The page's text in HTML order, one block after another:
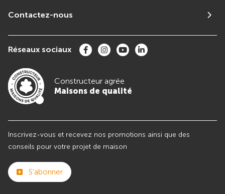
Contactez-nous
Réseaux sociaux
Constructeur agrée
Maisons de qualité
Inscrivez-vous et recevez nos promotions ainsi que des
conseils pour votre projet de maison
S'abonner